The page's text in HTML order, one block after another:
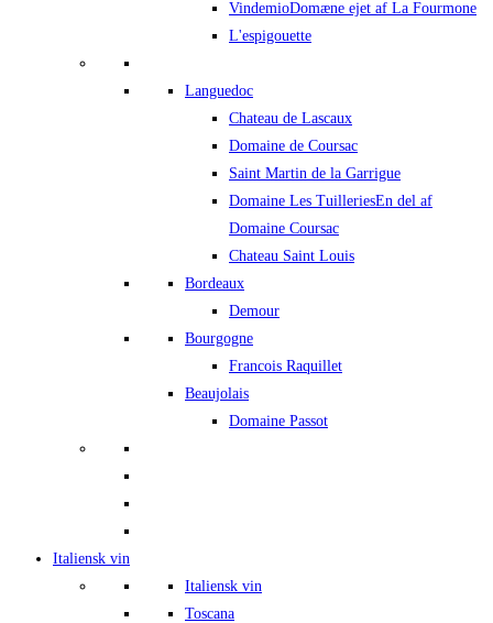
VindemioDomæne ejet af La Fourmone
L'espigouette
Languedoc
Chateau de Lascaux
Domaine de Coursac
Saint Martin de la Garrigue
Domaine Les TuilleriesEn del af
Domaine Coursac
Chateau Saint Louis
Bordeaux
Demour
Bourgogne
Francois Raquillet
Beaujolais
Domaine Passot
Italiensk vin
Italiensk vin
Toscana